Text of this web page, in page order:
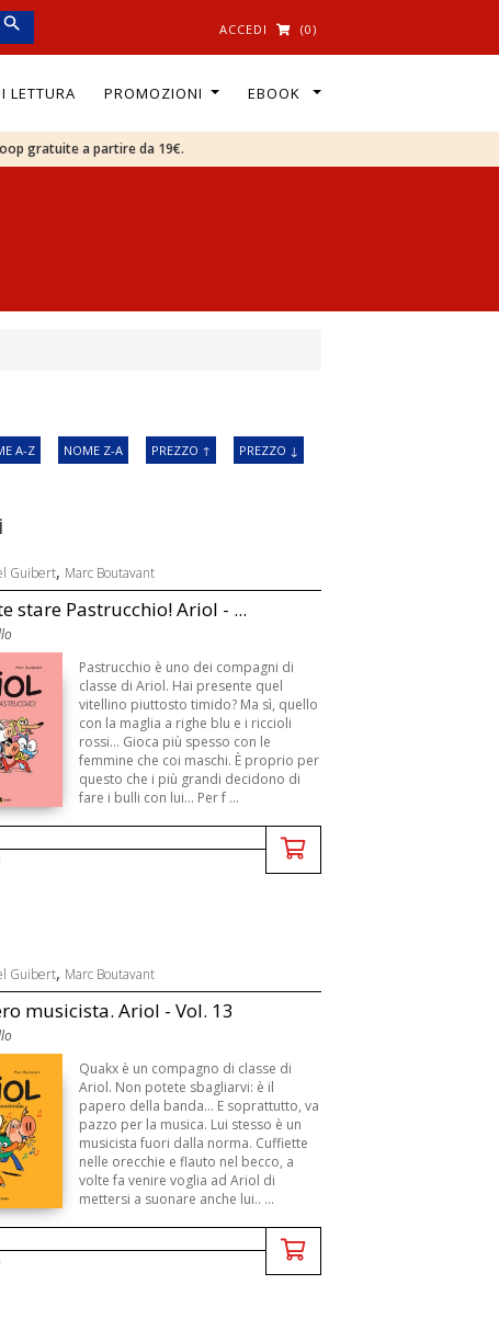
ACCEDI (0)
LETTURA PROMOZIONI EBOOK
gratuite a partire da 19€.
A-Z NOME Z-A PREZZO ↑ PREZZO ↓
Guibert, Marc Boutavant
stare Pastrucchio! Ariol - ...
Pastrucchio è uno dei compagni di
classe di Ariol. Hai presente quel
vitellino piuttosto timido? Ma sì, quello
con la maglia a righe blu e i riccioli
rossi... Gioca più spesso con le
femmine che coi maschi. È proprio per
questo che i più grandi decidono di
fare i bulli con lui... Per f ...
Guibert, Marc Boutavant
musicista. Ariol - Vol. 13
Quakx è un compagno di classe di
Ariol. Non potete sbagliarvi: è il
papero della banda... E soprattutto, va
pazzo per la musica. Lui stesso è un
musicista fuori dalla norma. Cuffiette
nelle orecchie e flauto nel becco, a
volte fa venire voglia ad Ariol di
mettersi a suonare anche lui.. ...